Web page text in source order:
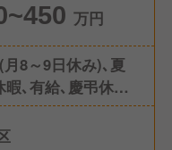
万円
8～9日休み)､夏
､有給､慶弔休暇